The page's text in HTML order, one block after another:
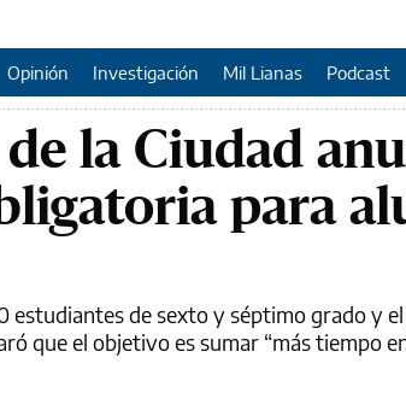
Opinión Investigación Mil Lianas Podcast
la Ciudad
para
estudiantes de sexto y séptimo grado y
que el objetivo es sumar “más tiempo